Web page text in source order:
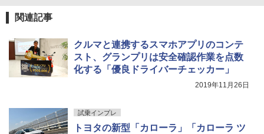
関連記事
クルマと連携するスマホアプリのコンテ
スト、グランプリは安全確認作業を点数
化する「優良ドライバーチェッカー」
2019年11月26日
試乗インプレ
トヨタの新型「カローラ」「カローラ ツ